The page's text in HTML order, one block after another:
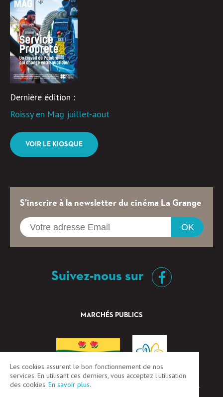
Dernière édition :
Roissy en Mag juillet-aout
VOIR LE KIOSQUE
S'inscrire à la newsletter du cinéma La Grange
OK
Suivez-nous sur
MARCHÉS PUBLICS
CGV Mentions légales
Les cookies assurent le bon fonctionnement de nos
services. En utilisant ces derniers, vous acceptez l'utilisation
des cookies. En savoir plus.